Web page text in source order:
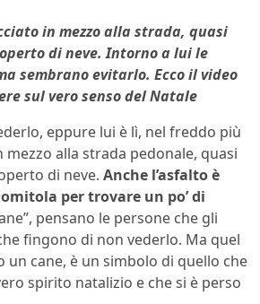
in mezzo alla strada, quasi
di neve. Intorno a lui le
sembrano evitarlo. Ecco il video
sul vero senso del Natale
eppure lui è lì, nel freddo più
mezzo alla strada pedonale, quasi
di neve. Anche l’asfalto è
per trovare un po’ di
pensano le persone che gli
fingono di non vederlo. Ma quel
un cane, è un simbolo di quello che
spirito natalizio e che si è perso